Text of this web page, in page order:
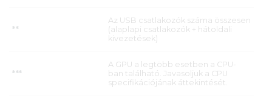
**
Az USB csatlakozók száma összesen
(alaplapi csatlakozók + hátoldali
kivezetések)
***
A GPU a legtöbb esetben a CPU-
ban található. Javasoljuk a CPU
specifikációjának áttekintését.